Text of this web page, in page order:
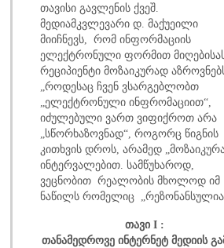
თავისი გავლენის ქვეშ.
მედიამკვლევარი დ. მაქუეილი
მიიჩნევს, რომ ინფორმაციის
ელექტრონული ფორმით
რეციპიენტი მოზაიკურად
„როდესაც ჩვენ ვსარგებლობთ
„ელექტრონული ინფრომაციით“,
იძულებული ვართ ვიფიქროთ არა
„სწორხაზოვნად“, როგორც წიგნის
კითხვის დროს, არამედ
ინტერვალებით. სამწუხაროდ,
ვეცნობით რეალობის მხოლოდ იმ
ნაწილს რომელიც
თავი I :
თანამედროვე ინტერნეტ მედიის